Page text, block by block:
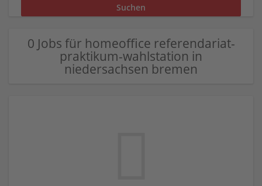
0 Jobs für homeoffice referendariat-
praktikum-wahlstation in
niedersachsen bremen